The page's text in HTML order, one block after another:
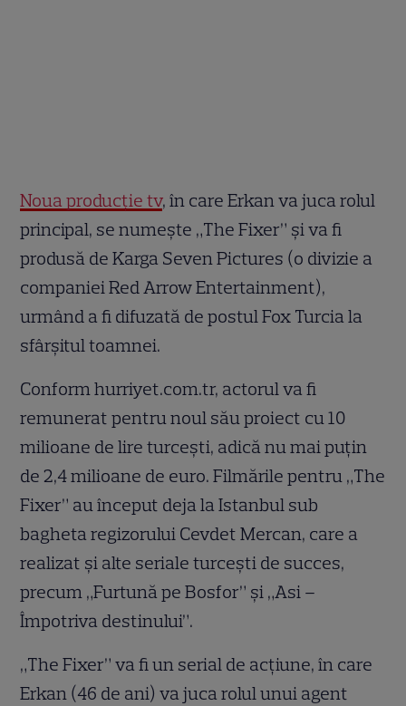
Noua producţie tv, în care Erkan va juca rolul
principal, se numeşte „The Fixer” şi va fi
produsă de Karga Seven Pictures (o divizie a
companiei Red Arrow Entertainment),
urmând a fi difuzată de postul Fox Turcia la
sfârşitul toamnei.
Conform hurriyet.com.tr, actorul va fi
remunerat pentru noul său proiect cu 10
milioane de lire turceşti, adică nu mai puţin
de 2,4 milioane de euro. Filmările pentru „The
Fixer” au început deja la Istanbul sub
bagheta regizorului Cevdet Mercan, care a
realizat şi alte seriale turceşti de succes,
precum „Furtună pe Bosfor” şi „Asi –
Împotriva destinului”.
„The Fixer” va fi un serial de acţiune, în care
Erkan (46 de ani) va juca rolul unui agent